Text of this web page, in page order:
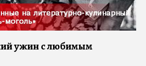
ужин с любимым